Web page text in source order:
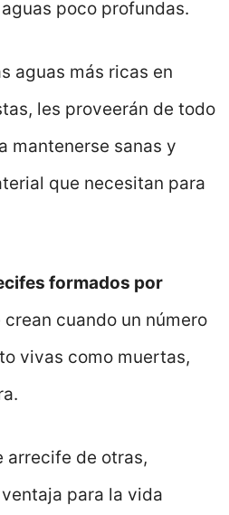
poco profundas.
aguas más ricas en
les proveerán de todo
mantenerse sanas y
que necesitan para
formados por
crean cuando un número
vivas como muertas,
arrecife de otras,
para la vida